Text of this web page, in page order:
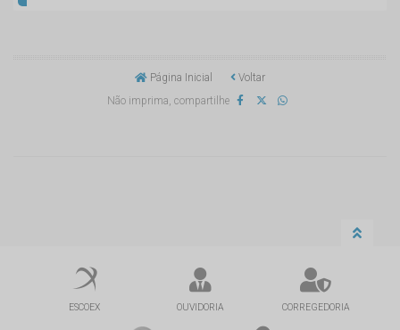
Página Inicial
Voltar
Não imprima, compartilhe
ESCOEX OUVIDORIA CORREGEDORIA